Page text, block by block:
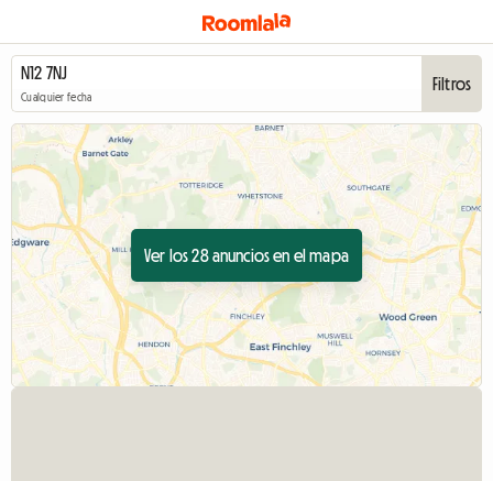
Cualquier fecha
Filtros
Ver los 28 anuncios en el mapa